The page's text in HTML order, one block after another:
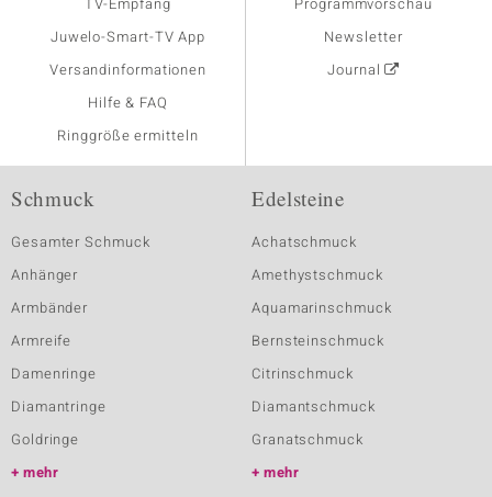
Juwelo-Smart-TV App
Versandinformationen
Hilfe & FAQ
Ringgröße ermitteln
Newsletter
Journal
Schmuck
Gesamter Schmuck
Anhänger
Armbänder
Armreife
Damenringe
Diamantringe
Goldringe
mehr
Edelsteine
Achatschmuck
Amethystschmuck
Aquamarinschmuck
Bernsteinschmuck
Citrinschmuck
Diamantschmuck
Granatschmuck
mehr